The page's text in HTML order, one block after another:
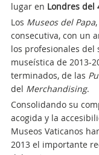
lugar en Londres del
Los Museos del Papa
consecutiva, con un
los profesionales del
museística de 2013-
terminados, de las
del Merchandising.
Consolidando su
acogida y la
Museos Vaticanos
2013 el importante